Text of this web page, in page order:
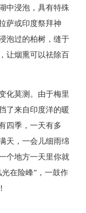
中浸泡，具有特殊
萨或印度祭拜神
泡过的柏树，缝于
让烟熏可以祛除百
化莫测。由于梅里
了来自印度洋的暖
四季，一天有多
天，一会儿细雨绵
个地方一天里你就
光在险峰”，一鼓作